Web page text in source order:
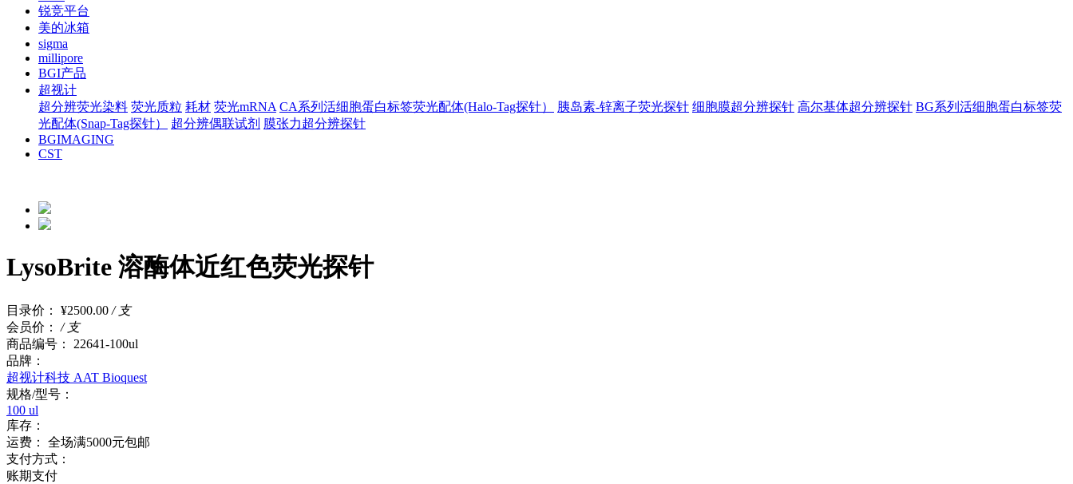
锐竞平台
美的冰箱
sigma
millipore
BGI产品
超视计
超分辨荧光染料 荧光质粒 耗材 荧光mRNA CA系列活细胞蛋白标签荧光配体(Halo-Tag探针） 胰岛素-锌离子荧光探针 细胞膜超分辨探针 高尔基体超分辨探针 BG系列活细胞蛋白标签荧
光配体(Snap-Tag探针）
超分辨偶联试剂 膜张力超分辨探针
BGIMAGING
CST
LysoBrite 溶酶体近红色荧光探针
目录价： ¥2500.00 / 支
会员价：
/ 支
商品编号：
22641-100ul
品牌：
超视计科技 AAT Bioquest
规格/型号：
100 ul
库存：
运费：
全场满5000元包邮
支付方式：
账期支付